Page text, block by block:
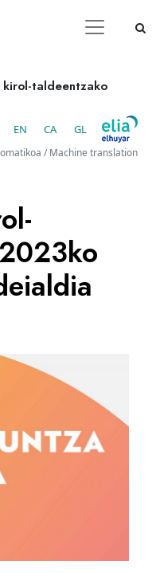
taldeentzako
EN CA GL
/ Machine translation